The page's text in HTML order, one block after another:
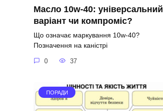
Масло 10w-40: універсальний
варіант чи компроміс?
Що означає маркування 10w-40?
Позначення на каністрі
0 37
ПОРАДИ